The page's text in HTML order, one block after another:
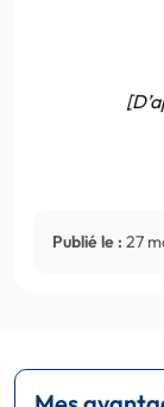
Publié le : 27